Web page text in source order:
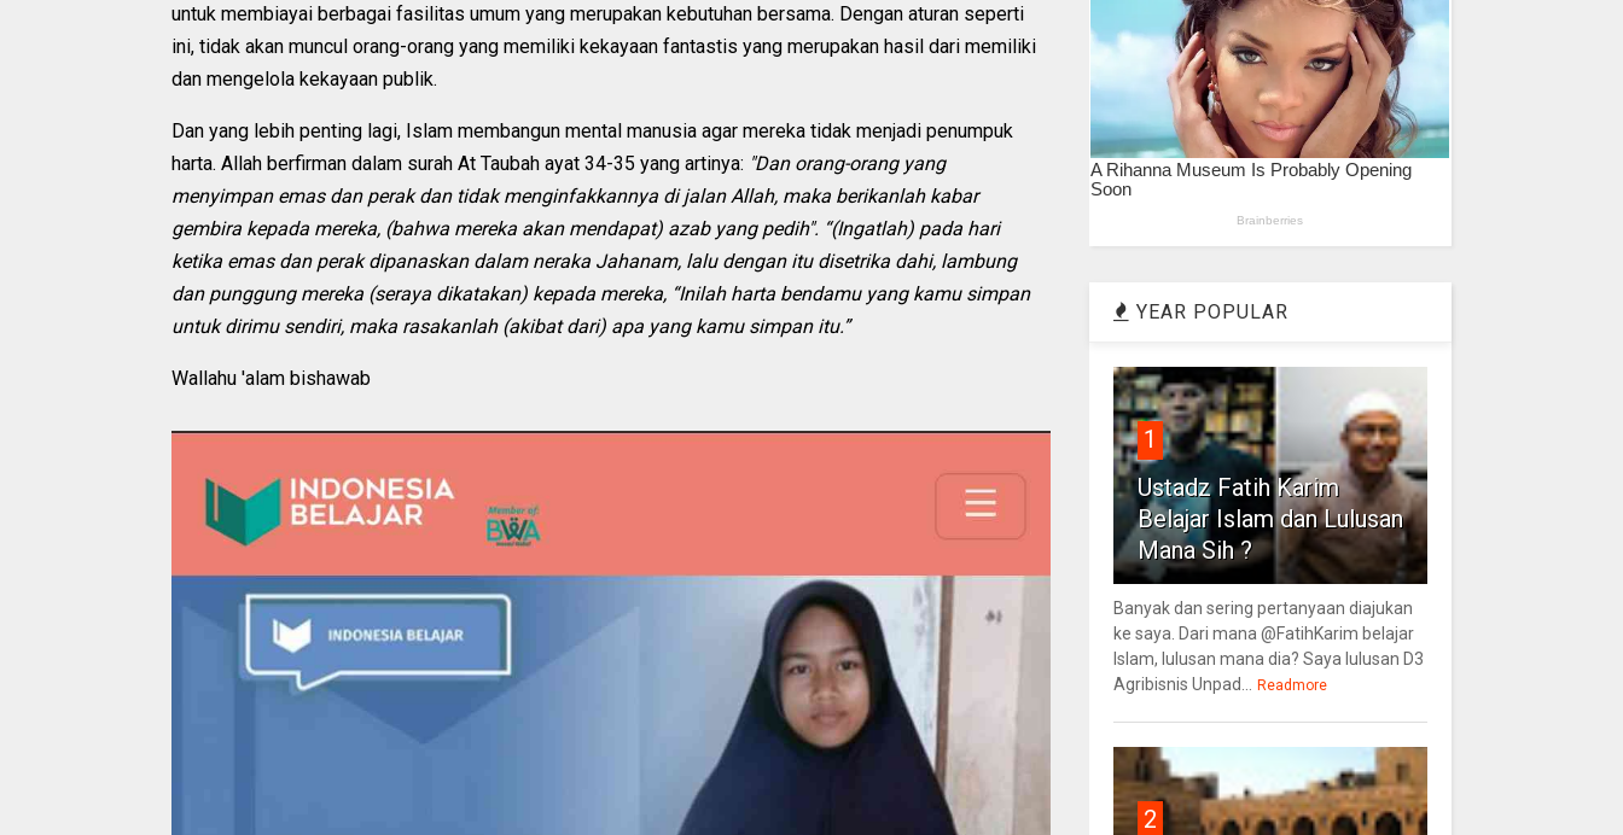
untuk membiayai berbagai fasilitas umum yang merupakan kebutuhan bersama. Dengan aturan seperti
ini, tidak akan muncul orang-orang yang memiliki kekayaan fantastis yang merupakan hasil dari memiliki
dan mengelola kekayaan publik.
Dan yang lebih penting lagi, Islam membangun mental manusia agar mereka tidak menjadi penumpuk
harta. Allah berfirman dalam surah At Taubah ayat 34-35 yang artinya: "Dan orang-orang yang
menyimpan emas dan perak dan tidak menginfakkannya di jalan Allah, maka berikanlah kabar
gembira kepada mereka, (bahwa mereka akan mendapat) azab yang pedih". “(Ingatlah) pada hari
ketika emas dan perak dipanaskan dalam neraka Jahanam, lalu dengan itu disetrika dahi, lambung
dan punggung mereka (seraya dikatakan) kepada mereka, “Inilah harta bendamu yang kamu simpan
untuk dirimu sendiri, maka rasakanlah (akibat dari) apa yang kamu simpan itu.”
Wallahu 'alam bishawab
YEAR POPULAR
1
Ustadz Fatih Karim
Belajar Islam dan Lulusan
Mana Sih ?
Banyak dan sering pertanyaan diajukan
ke saya. Dari mana @FatihKarim belajar
Islam, lulusan mana dia? Saya lulusan D3
Agribisnis Unpad...
Readmore
2